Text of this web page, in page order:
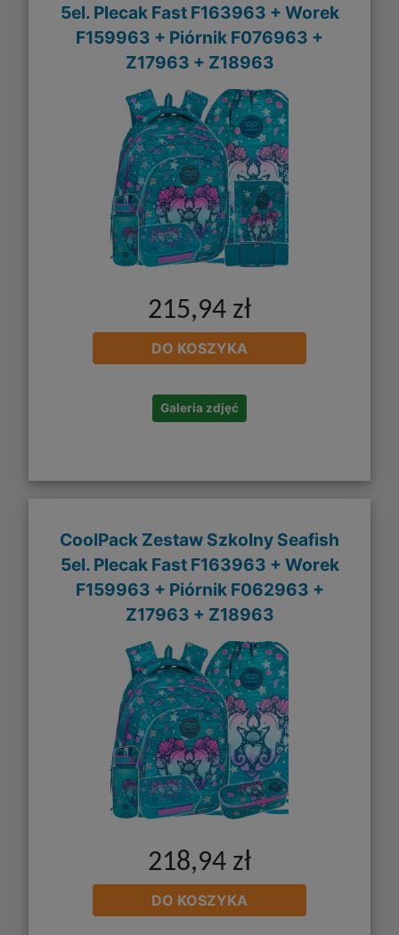
5el. Plecak Fast F163963 + Worek
F159963 + Piórnik F076963 +
Z17963 + Z18963
215,94 zł
DO KOSZYKA
Galeria zdjęć
CoolPack Zestaw Szkolny Seafish
5el. Plecak Fast F163963 + Worek
F159963 + Piórnik F062963 +
Z17963 + Z18963
218,94 zł
DO KOSZYKA